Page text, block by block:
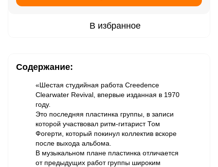
В избранное
Содержание:
«Шестая студийная работа Creedence
Clearwater Revival, впервые изданная в 1970
году.
Это последняя пластинка группы, в записи
которой участвовал ритм-гитарист Том
Фогерти, который покинул коллектив вскоре
после выхода альбома.
В музыкальном плане пластинка отличается
от предыдущих работ группы широким